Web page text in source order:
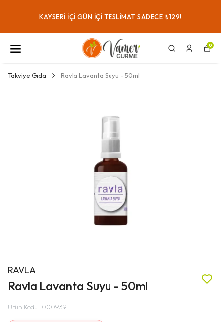
KAYSERI IÇI GÜN IÇI TESLIMAT SADECE ₺129!
0
Takviye Gıda Ravla Lavanta Suyu - 50ml
RAVLA
Ravla Lavanta Suyu - 50ml
Ürün Kodu: 000939